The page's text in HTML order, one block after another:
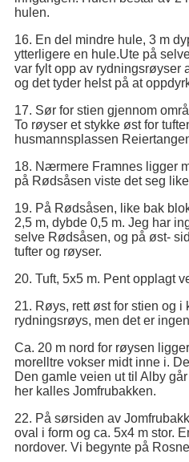
hulen.
16. En del mindre hule, 3 m
ytterligere en hule.Ute på
var fylt opp av rydningsrøyser
og det tyder helst på at
17. Sør for stien gjennom
To røyser et stykke øst for
husmannsplassen
18. Nærmere Framnes ligger
på Rødsåsen viste det seg
19. På Rødsåsen, like bak
2,5 m, dybde 0,5 m. Jeg har
selve Rødsåsen, og på øst-
tufter og røyser.
20. Tuft, 5x5 m. Pent opplagt
21. Røys, rett øst for stien og
rydningsrøys, men det er
Ca. 20 m nord for røysen
morelltre vokser midt inne i.
Den gamle veien ut til Alby
her kalles Jomfrubakken.
22. På sørsiden av
oval i form og ca. 5x4 m stor.
nordover. Vi begynte på